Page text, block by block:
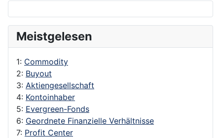
Meistgelesen
1: Commodity
2: Buyout
3: Aktiengesellschaft
4: Kontoinhaber
5: Evergreen-Fonds
6: Geordnete Finanzielle Verhältnisse
7: Profit Center